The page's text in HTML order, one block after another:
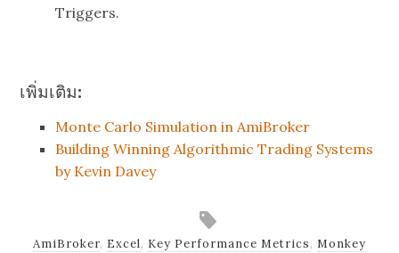
Triggers.
เพิ่มเติม:
Monte Carlo Simulation in AmiBroker
Building Winning Algorithmic Trading Systems
by Kevin Davey
AmiBroker, Excel, Key Performance Metrics, Monkey